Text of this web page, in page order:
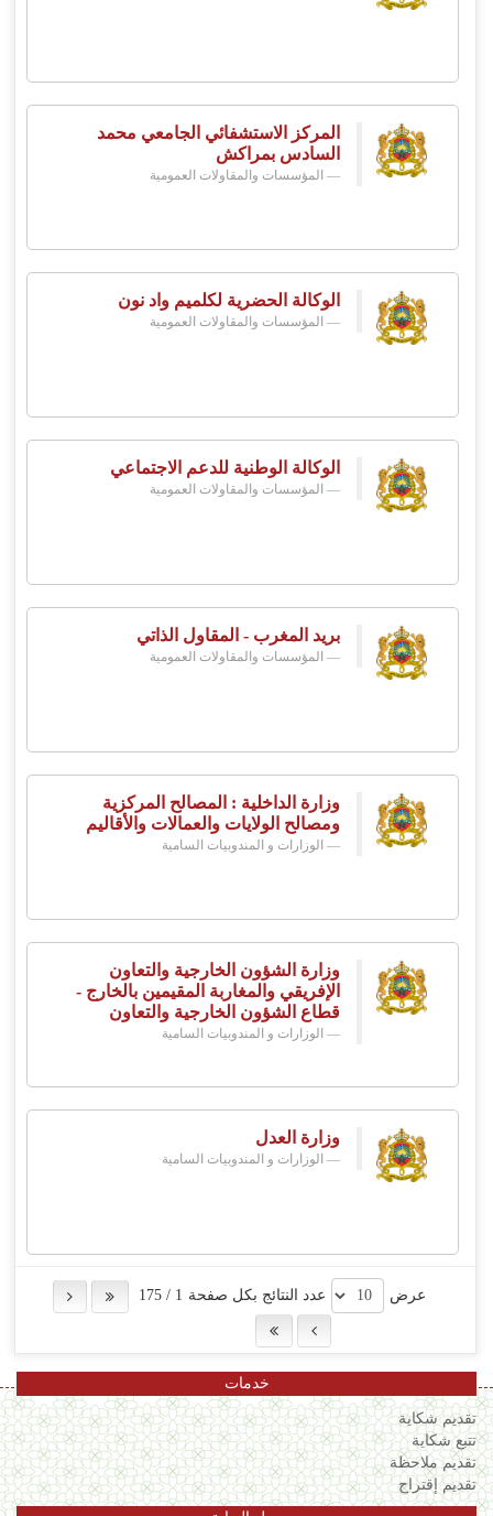
المركز الاستشفائي الجامعي محمد
السادس بمراكش
المؤسسات والمقاولات العمومية
الوكالة الحضرية لكلميم واد نون
المؤسسات والمقاولات العمومية
الوكالة الوطنية للدعم الاجتماعي
المؤسسات والمقاولات العمومية
بريد المغرب - المقاول الذاتي
المؤسسات والمقاولات العمومية
وزارة الداخلية : المصالح المركزية
ومصالح الولايات والعمالات والأقاليم
الوزارات و المندوبيات السامية
وزارة الشؤون الخارجية والتعاون
الإفريقي والمغاربة المقيمين بالخارج -
قطاع الشؤون الخارجية والتعاون
الوزارات و المندوبيات السامية
وزارة العدل
الوزارات و المندوبيات السامية
عرض عدد النتائج بكل صفحة 1
/
175
خدمات
تقديم شكاية
تتبع شكاية
تقديم ملاحظة
تقديم إقتراح